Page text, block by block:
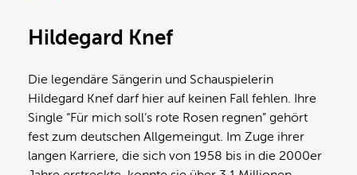
Hildegard Knef
Die legendäre Sängerin und Schauspielerin
Hildegard Knef darf hier auf keinen Fall fehlen. Ihre
Single “Für mich soll’s rote Rosen regnen” gehört
fest zum deutschen Allgemeingut. Im Zuge ihrer
langen Karriere, die sich von 1958 bis in die 2000er